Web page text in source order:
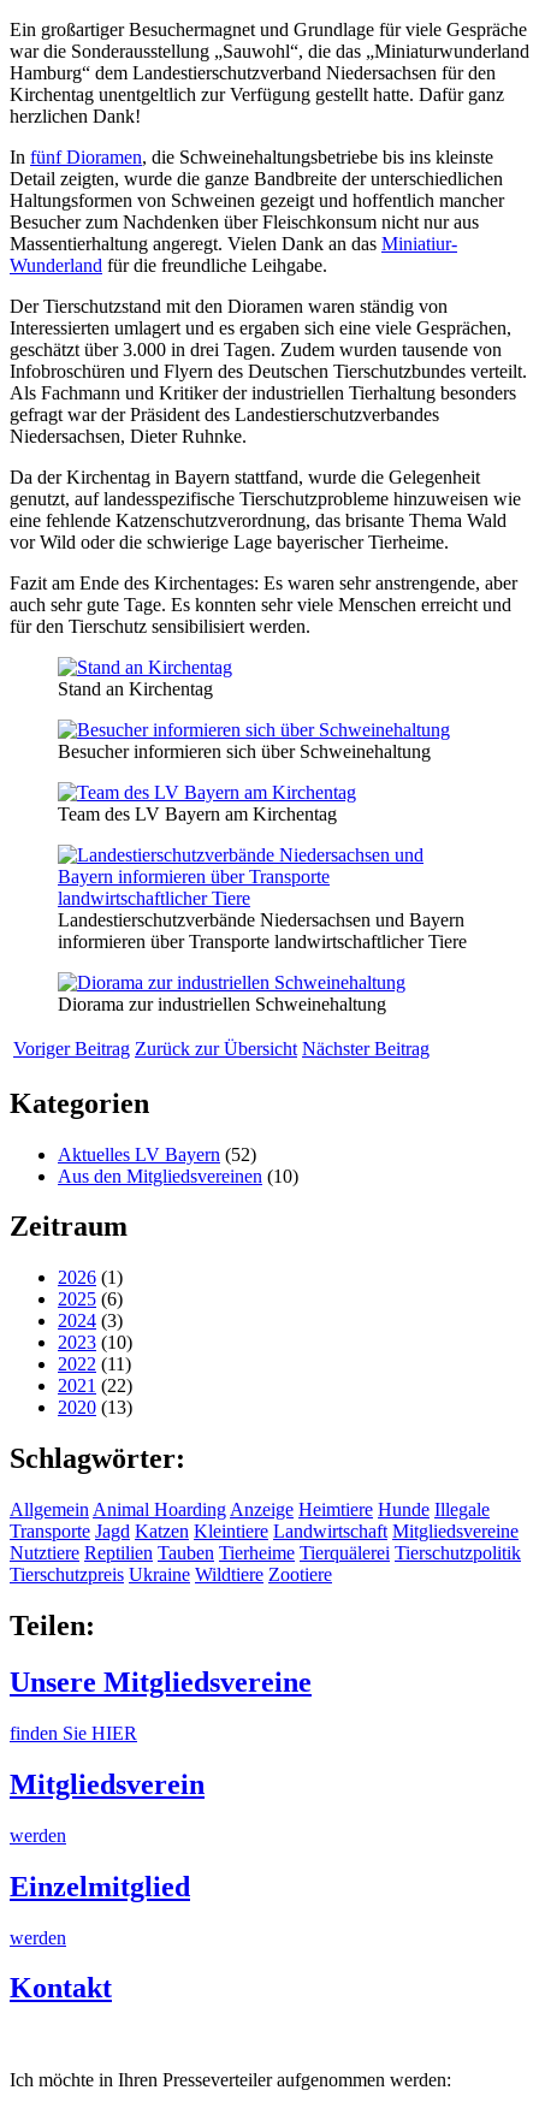
Ein großartiger Besuchermagnet und Grundlage für viele Gespräche
war die Sonderausstellung „Sauwohl“, die das „Miniaturwunderland
Hamburg“ dem Landestierschutzverband Niedersachsen für den
Kirchentag unentgeltlich zur Verfügung gestellt hatte. Dafür ganz
herzlichen Dank!
In fünf Dioramen, die Schweinehaltungsbetriebe bis ins kleinste
Detail zeigten, wurde die ganze Bandbreite der unterschiedlichen
Haltungsformen von Schweinen gezeigt und hoffentlich mancher
Besucher zum Nachdenken über Fleischkonsum nicht nur aus
Massentierhaltung angeregt. Vielen Dank an das Miniatiur-
Wunderland für die freundliche Leihgabe.
Der Tierschutzstand mit den Dioramen waren ständig von
Interessierten umlagert und es ergaben sich eine viele Gesprächen,
geschätzt über 3.000 in drei Tagen. Zudem wurden tausende von
Infobroschüren und Flyern des Deutschen Tierschutzbundes verteilt.
Als Fachmann und Kritiker der industriellen Tierhaltung besonders
gefragt war der Präsident des Landestierschutzverbandes
Niedersachsen, Dieter Ruhnke.
Da der Kirchentag in Bayern stattfand, wurde die Gelegenheit
genutzt, auf landesspezifische Tierschutzprobleme hinzuweisen wie
eine fehlende Katzenschutzverordnung, das brisante Thema Wald
vor Wild oder die schwierige Lage bayerischer Tierheime.
Fazit am Ende des Kirchentages: Es waren sehr anstrengende, aber
auch sehr gute Tage. Es konnten sehr viele Menschen erreicht und
für den Tierschutz sensibilisiert werden.
Stand an Kirchentag
Besucher informieren sich über Schweinehaltung
Team des LV Bayern am Kirchentag
Landestierschutzverbände Niedersachsen und Bayern
informieren über Transporte landwirtschaftlicher Tiere
Diorama zur industriellen Schweinehaltung
Voriger Beitrag Zurück zur Übersicht Nächster Beitrag
Kategorien
Aktuelles LV Bayern (52)
Aus den Mitgliedsvereinen (10)
Zeitraum
2026 (1)
2025 (6)
2024 (3)
2023 (10)
2022 (11)
2021 (22)
2020 (13)
Schlagwörter:
Allgemein Animal Hoarding Anzeige Heimtiere Hunde Illegale
Transporte Jagd Katzen Kleintiere Landwirtschaft Mitgliedsvereine
Nutztiere Reptilien Tauben Tierheime Tierquälerei Tierschutzpolitik
Tierschutzpreis Ukraine Wildtiere Zootiere
Teilen:
Unsere Mitgliedsvereine
finden Sie HIER
Mitgliedsverein
werden
Einzelmitglied
werden
Kontakt
Ich möchte in Ihren Presseverteiler aufgenommen werden: